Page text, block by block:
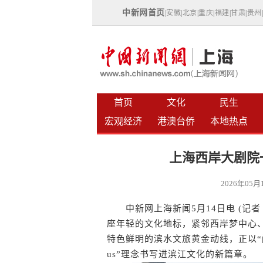
中新网首页 安徽 北京 |重庆 福建 |甘肃 贵州
首页 文化
民生
宏观经济
港澳台侨 本地热点
上海西岸大剧
2026年05
中新网上海新闻5月14日电 (记者
座年轻的文化地标，紧邻西岸梦中心
特色鲜明的滨水文旅黄金动线，正以
us”理念书写进滨江文化的新篇章。